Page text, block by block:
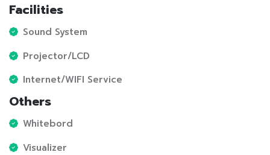
Facilities
Sound System
Projector/LCD
Internet/WIFI Service
Others
Whitebord
Visualizer